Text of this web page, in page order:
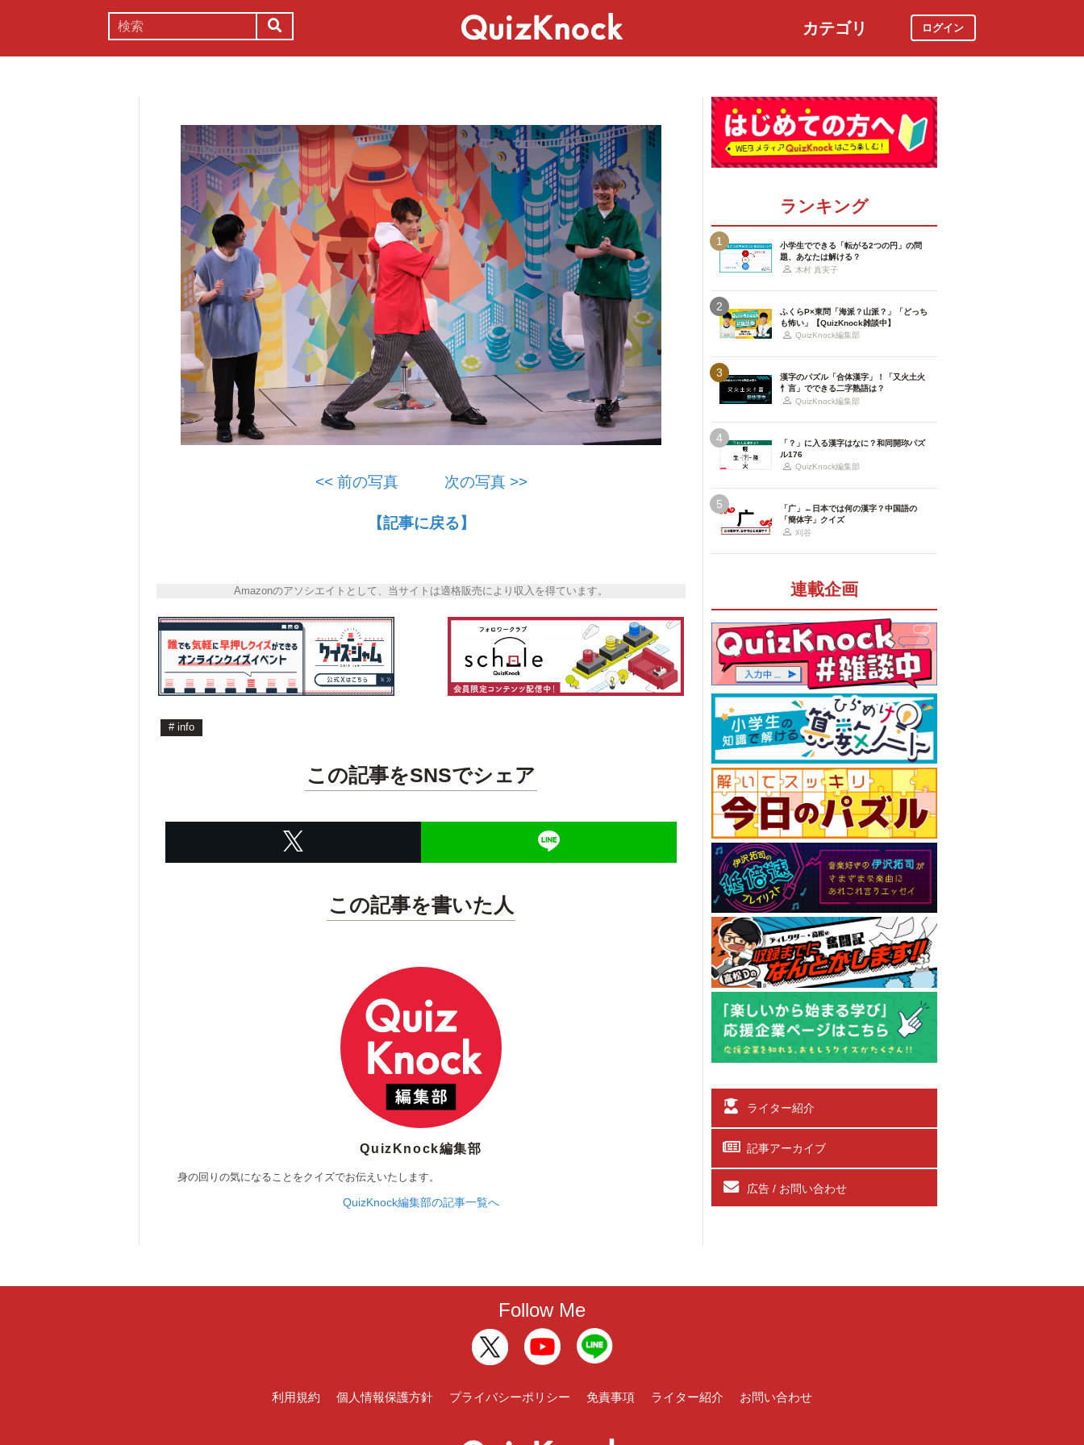
カテゴリ ログイン
<< 前の写真 次の写真 >>
【記事に戻る】
Amazonのアソシエイトとして、当サイトは適格販売により収入を得ています。
# info
この記事をSNSでシェア
この記事を書いた人
QuizKnock編集部
身の回りの気になることをクイズでお伝えいたします。
QuizKnock編集部の記事一覧へ
ランキング
1
小学生でできる「転がる2つの円」の問
題、あなたは解ける？
木村 真実子
2
ふくらP×東問「海派？山派？」「どっち
も怖い」【QuizKnock雑談中】
QuizKnock編集部
3
漢字のパズル「合体漢字」！「又火土火
忄言」でできる二字熟語は？
QuizKnock編集部
4
「？」に入る漢字はなに？和同開珎パズ
ル176
QuizKnock編集部
5
「广」←日本では何の漢字？中国語の
「簡体字」クイズ
刈谷
連載企画
ライター紹介
記事アーカイブ
広告 / お問い合わせ
Follow Me
利用規約 個人情報保護方針 プライバシーポリシー 免責事項 ライター紹介 お問い合わせ